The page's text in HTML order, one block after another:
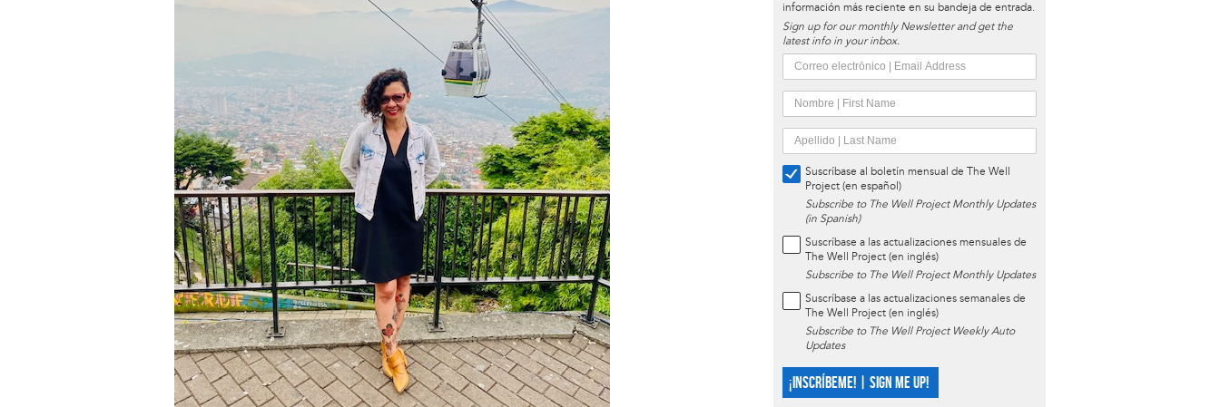
información más reciente en su bandeja de entrada.
Sign up for our monthly Newsletter and get the
latest info in your inbox.
Suscríbase al boletín mensual de The Well
Project (en español)
Subscribe to The Well Project Monthly Updates
(in Spanish)
Suscríbase a las actualizaciones mensuales de
The Well Project (en inglés)
Subscribe to The Well Project Monthly Updates
Suscríbase a las actualizaciones semanales de
The Well Project (en inglés)
Subscribe to The Well Project Weekly Auto
Updates
¡INSCRÍBEME! | SIGN ME UP!